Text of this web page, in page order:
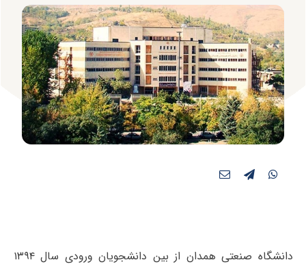
دانشگاه صنعتی همدان از بین دانشجویان ورودی سال ۱۳۹۴